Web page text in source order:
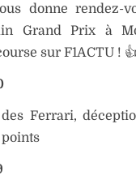
donne rendez-
Grand Prix à
sur F1ACTU !
Ferrari,